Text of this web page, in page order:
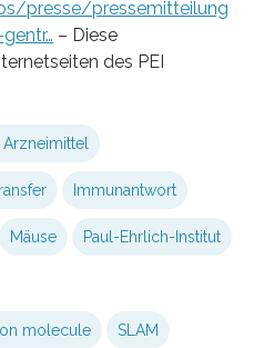
presse/pressemitteilung
– Diese
des PEI
Immunantwort
Mäuse Paul-Ehrlich-Institut
molecule SLAM